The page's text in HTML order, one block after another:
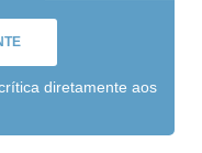
diretamente aos